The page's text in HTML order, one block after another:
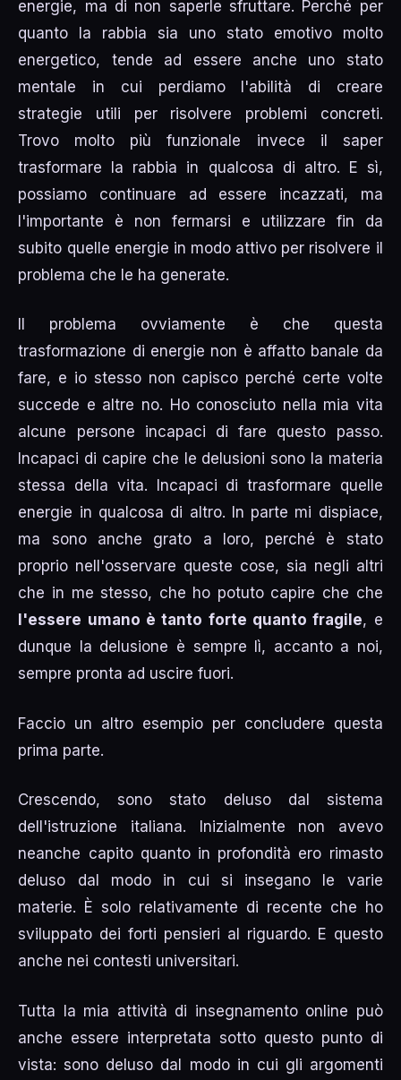
energie, ma di non saperle sfruttare. Perché per
quanto la rabbia sia uno stato emotivo molto
energetico, tende ad essere anche uno stato
mentale in cui perdiamo l'abilità di creare
strategie utili per risolvere problemi concreti.
Trovo molto più funzionale invece il saper
trasformare la rabbia in qualcosa di altro. E sì,
possiamo continuare ad essere incazzati, ma
l'importante è non fermarsi e utilizzare fin da
subito quelle energie in modo attivo per risolvere il
problema che le ha generate.
Il problema ovviamente è che questa
trasformazione di energie non è affatto banale da
fare, e io stesso non capisco perché certe volte
succede e altre no. Ho conosciuto nella mia vita
alcune persone incapaci di fare questo passo.
Incapaci di capire che le delusioni sono la materia
stessa della vita. Incapaci di trasformare quelle
energie in qualcosa di altro. In parte mi dispiace,
ma sono anche grato a loro, perché è stato
proprio nell'osservare queste cose, sia negli altri
che in me stesso, che ho potuto capire che che
l'essere umano è tanto forte quanto fragile, e
dunque la delusione è sempre lì, accanto a noi,
sempre pronta ad uscire fuori.
Faccio un altro esempio per concludere questa
prima parte.
Crescendo, sono stato deluso dal sistema
dell'istruzione italiana. Inizialmente non avevo
neanche capito quanto in profondità ero rimasto
deluso dal modo in cui si insegano le varie
materie. È solo relativamente di recente che ho
sviluppato dei forti pensieri al riguardo. E questo
anche nei contesti universitari.
Tutta la mia attività di insegnamento online può
anche essere interpretata sotto questo punto di
vista: sono deluso dal modo in cui gli argomenti